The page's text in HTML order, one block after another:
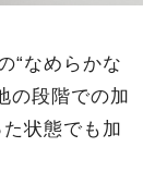
“なめらかな
の段階での加
状態でも加